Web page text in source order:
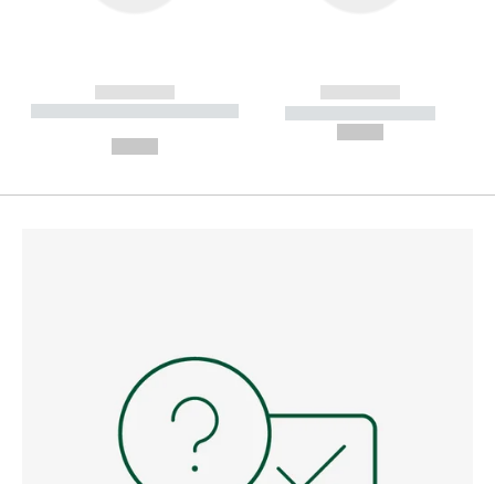
------------
----------- ----------- --------
------------
----------- -----------